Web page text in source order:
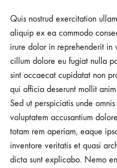
Quis nostrud exercitation
aliquip ex ea commodo
irure dolor in reprehenderit in
cillum dolore eu fugiat nulla
sint occaecat cupidatat non
qui officia deserunt mollit
Sed ut perspiciatis unde
voluptatem accusantium
totam rem aperiam, eaque
inventore veritatis et quasi
dicta sunt explicabo. Nemo